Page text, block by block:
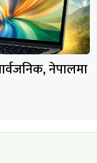
नेपालमा